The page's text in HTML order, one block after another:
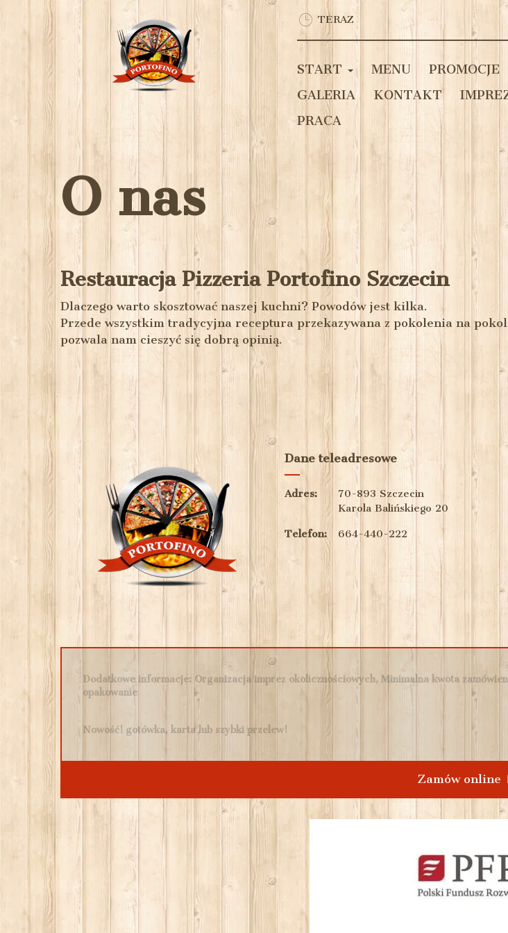
TERAZ
START MENU PROMOCJE
GALERIA
KONTAKT
PRACA
O nas
Restauracja Pizzeria Portofino Szczecin
Dlaczego warto skosztować naszej kuchni? Powodów jest kilka.
Przede wszystkim tradycyjna receptura przekazywana z pokolenia na
pozwala nam cieszyć się dobrą opinią.
Dane teleadresowe
Adres:
70-893 Szczecin
Karola Balińskiego 20
Telefon: 664-440-222
Dodatkowe informacje: Organizacja imprez okolicznościowych, Minimalna kwota
opakowanie
Nowość! gotówka, karta lub szybki przelew!
Zamów online